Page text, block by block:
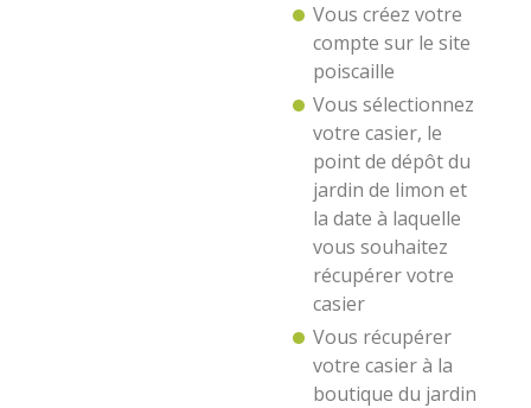
Vous créez votre
compte sur le site
poiscaille
Vous sélectionnez
votre casier, le
point de dépôt du
jardin de limon et
la date à laquelle
vous souhaitez
récupérer votre
casier
Vous récupérer
votre casier à la
boutique du jardin